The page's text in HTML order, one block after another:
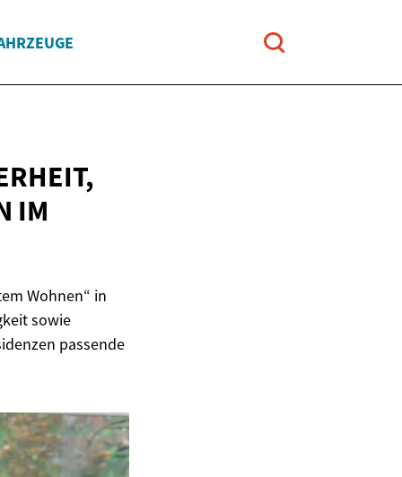
IM
Wohnen“ in
sowie
passende